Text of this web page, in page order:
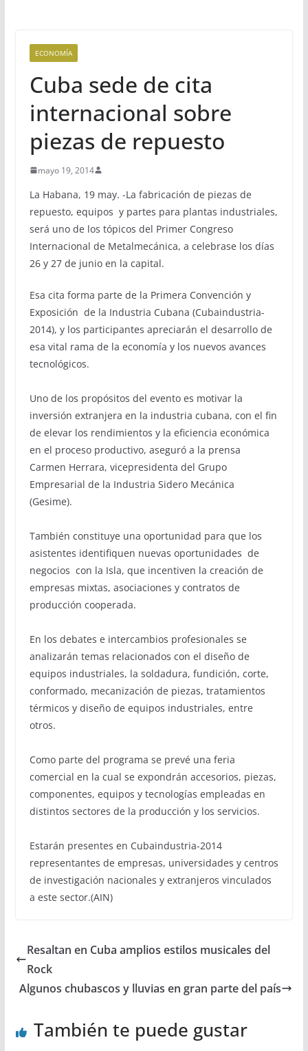
ECONOMÍA
Cuba sede de cita
internacional sobre
piezas de repuesto
mayo 19, 2014
La Habana, 19 may. -La fabricación de piezas de
repuesto, equipos y partes para plantas industriales,
será uno de los tópicos del Primer Congreso
Internacional de Metalmecánica, a celebrase los días
26 y 27 de junio en la capital.
Esa cita forma parte de la Primera Convención y
Exposición de la Industria Cubana (Cubaindustria-
2014), y los participantes apreciarán el desarrollo de
esa vital rama de la economía y los nuevos avances
tecnológicos.
Uno de los propósitos del evento es motivar la
inversión extranjera en la industria cubana, con el fin
de elevar los rendimientos y la eficiencia económica
en el proceso productivo, aseguró a la prensa
Carmen Herrara, vicepresidenta del Grupo
Empresarial de la Industria Sidero Mecánica
(Gesime).
También constituye una oportunidad para que los
asistentes identifiquen nuevas oportunidades de
negocios con la Isla, que incentiven la creación de
empresas mixtas, asociaciones y contratos de
producción cooperada.
En los debates e intercambios profesionales se
analizarán temas relacionados con el diseño de
equipos industriales, la soldadura, fundición, corte,
conformado, mecanización de piezas, tratamientos
térmicos y diseño de equipos industriales, entre
otros.
Como parte del programa se prevé una feria
comercial en la cual se expondrán accesorios, piezas,
componentes, equipos y tecnologías empleadas en
distintos sectores de la producción y los servicios.
Estarán presentes en Cubaindustria-2014
representantes de empresas, universidades y centros
de investigación nacionales y extranjeros vinculados
a este sector.(AIN)
Resaltan en Cuba amplios estilos musicales del
Rock
Algunos chubascos y lluvias en gran parte del país
También te puede gustar